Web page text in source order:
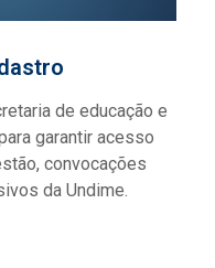
de educação e
garantir acesso
convocações
da Undime.